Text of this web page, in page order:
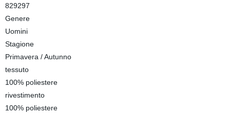
829297
Genere
Uomini
Stagione
Primavera / Autunno
tessuto
100% poliestere
rivestimento
100% poliestere